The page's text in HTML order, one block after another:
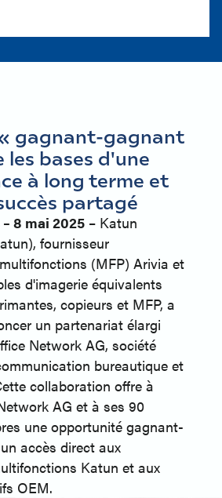
gagnant-gagnant
les bases d'une
à long terme et
partagé
8 mai 2025 – Katun
fournisseur
(MFP) Arivia et
d'imagerie équivalents
copieurs et MFP, a
un partenariat élargi
Network AG, société
bureautique et
collaboration offre à
AG et à ses 90
une opportunité gagnant-
accès direct aux
Katun et aux
OEM.